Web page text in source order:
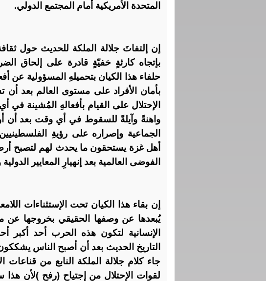
المتحدة الأمريكية أمام المجتمع الدولي.
إن إلتفاتَ جلالة الملكة للحديث حول
بإتجاه كارثةٍ خفيّةٍ قادرة على إلحاق
حلفاء هذا الكيان بتحميلهِ المسؤولية عن
بأمان الأفراد على مستوى العالم بعد
الإحتلال على القيام بأفعالهِ المُشينة
واهنةً وآيلةً للسقوط في أي وقت بعد أن
الجماعية وإصراره على رؤيةِ
أهل غزة يستحقون ما يحدث لهم لتصبح
الفوضى العالمية بعد إنهيارِ المعايير
إن بقاء هذا الكيان تحت الإستثناءات
يُبعدها عن وصفها الحقيقي بخروجها عن
الإنسانية لتكون هذه الحرب أحد أكبر
التاريخ الحديث بعد أن أصبح الناس
جاء كلام جلالة الملكة النابع من
لقوات الإحتلال من إجتياح (رفح )لأن